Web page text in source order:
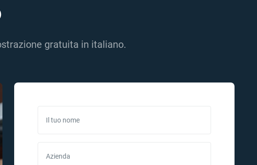
gratuita in italiano.
Il tuo nome
Azienda